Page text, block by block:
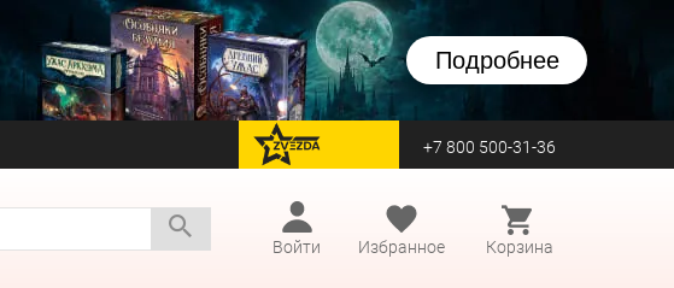
Подробнее
перейти на Zvezda +7 800 500-31-36
Войти
Избранное Корзина